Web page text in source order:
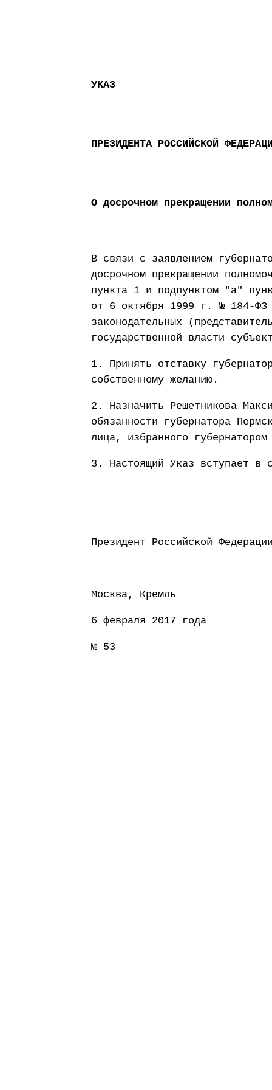
УКАЗ
ПРЕЗИДЕНТА РОССИЙСКОЙ
О досрочном прекращении
В связи с заявлением
досрочном прекращении
пункта 1 и подпунктом "а"
от 6 октября 1999 г. № 184-ФЗ
законодательных
государственной власти
1. Принять отставку
собственному желанию.
2. Назначить Решетникова
обязанности губернатора
лица, избранного
3. Настоящий Указ вступает в
Президент
Москва, Кремль
6 февраля 2017 года
№ 53